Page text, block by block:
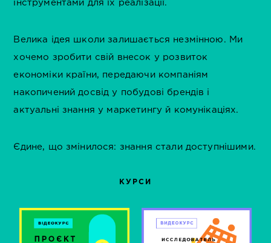
інструментами для їх реалізації.
Велика ідея школи залишається незмінною. Ми
хочемо зробити свій внесок у розвиток
економіки країни, передаючи компаніям
накопичений досвід у побудові брендів і
актуальні знання у маркетингу й комунікаціях.
Єдине, що змінилося: знання стали доступнішими.
КУРСИ